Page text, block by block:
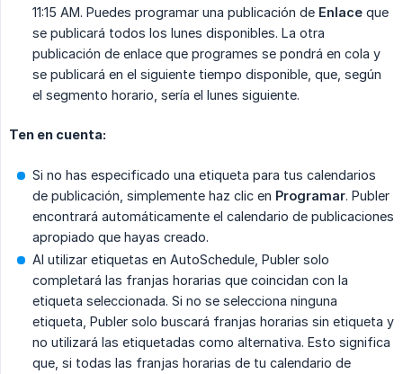
11:15 AM. Puedes programar una publicación de Enlace que
se publicará todos los lunes disponibles. La otra
publicación de enlace que programes se pondrá en cola y
se publicará en el siguiente tiempo disponible, que, según
el segmento horario, sería el lunes siguiente.
Ten en cuenta:
Si no has especificado una etiqueta para tus calendarios
de publicación, simplemente haz clic en Programar. Publer
encontrará automáticamente el calendario de publicaciones
apropiado que hayas creado.
Al utilizar etiquetas en AutoSchedule, Publer solo
completará las franjas horarias que coincidan con la
etiqueta seleccionada. Si no se selecciona ninguna
etiqueta, Publer solo buscará franjas horarias sin etiqueta y
no utilizará las etiquetadas como alternativa. Esto significa
que, si todas las franjas horarias de tu calendario de